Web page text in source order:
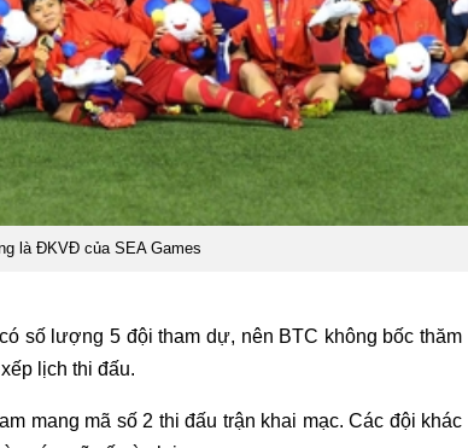
là ĐKVĐ của SEA Games
số lượng 5 đội tham dự, nên BTC không bốc thăm
lịch thi đấu.
mang mã số 2 thi đấu trận khai mạc. Các đội khác